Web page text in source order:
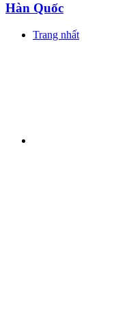
Hàn Quốc
Trang nhất